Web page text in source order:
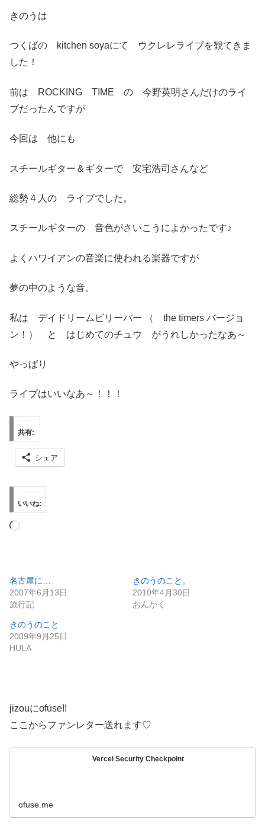
きのうは
つくばの kitchen soyaにて ウクレレライブを観てきま
した！
前は ROCKING TIME の 今野英明さんだけのライ
ブだったんですが
今回は 他にも
スチールギター＆ギターで 安宅浩司さんなど
総勢４人の ライブでした。
スチールギターの 音色がさいこうによかったです♪
よくハワイアンの音楽に使われる楽器ですが
夢の中のような音。
私は デイドリームビリーバー （ the timers バージョ
ン！） と はじめてのチュウ がうれしかったなあ～
やっぱり
ライブはいいなあ～！！！
共有:
シェア
いいね:
読
み
中…
名古屋に…
2007年6月13日
旅行記
きのうのこと。
2010年4月30日
おんがく
きのうのこと
2009年9月25日
HULA
jizouにofuse!!
ここからファンレター送れます♡
Vercel Security Checkpoint
ofuse.me